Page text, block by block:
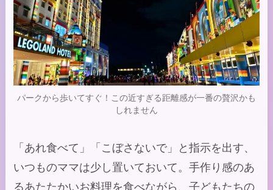
パークから歩いてすぐ！この近すぎる距離感が一番の贅沢かも
しれません
「あれ食べて」「こぼさないで」と指示を出す、
いつものママは少し置いておいて。手作り感のあ
るあたたかいお料理を食べながら、子どもたちの